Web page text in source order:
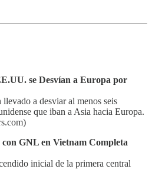
se Desvían a Europa por
a desviar al menos seis
que iban a Asia hacia Europa.
GNL en Vietnam Completa
inicial de la primera central